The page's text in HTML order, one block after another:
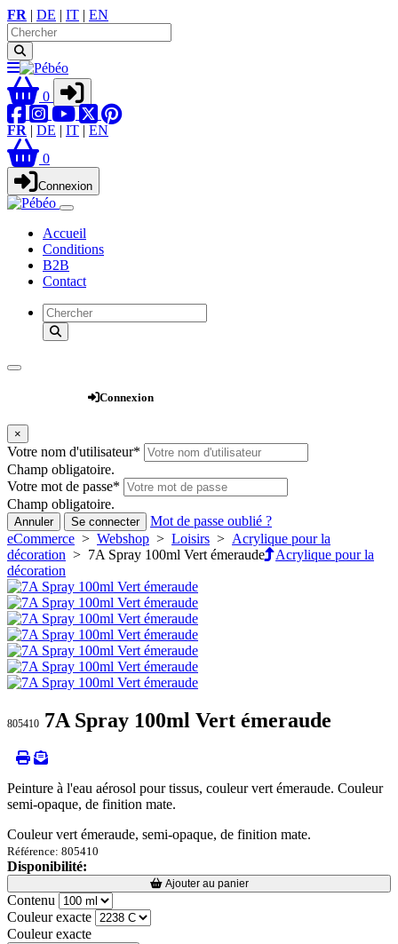
FR | DE | IT | EN
0
FR | DE | IT | EN
0
Connexion
Accueil
Conditions
B2B
Contact
Connexion
×
Votre nom d'utilisateur*
Champ obligatoire.
Votre mot de passe*
Champ obligatoire.
Annuler Se connecter
Mot de passe oublié ?
eCommerce > Webshop > Loisirs > Acrylique pour la
décoration > 7A Spray 100ml Vert émeraude
Acrylique pour la
décoration
805410 7A Spray 100ml Vert émeraude
Peinture à l'eau aérosol pour tissus, couleur vert émeraude. Couleur
semi-opaque, de finition mate.
Couleur vert émeraude, semi-opaque, de finition mate.
Référence: 805410
Disponibilité:
Loading...
Loading... Ajouter au panier
Contenu
Couleur exacte
Couleur exacte